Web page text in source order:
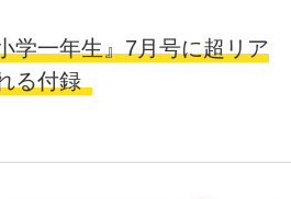
学一年生』7月号に超リア
る付録